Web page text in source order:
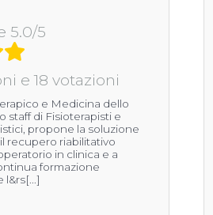
5.0/5
e 18 votazioni
e Medicina dello
staff di Fisioterapisti e
propone la soluzione
recupero riabilitativo
in clinica e a
formazione
l&rs[...]